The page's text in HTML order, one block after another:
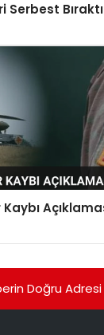
Serbest
Doğru Adresi